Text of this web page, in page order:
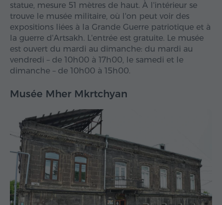
statue, mesure 51 mètres de haut. À l'intérieur se
trouve le musée militaire, où l'on peut voir des
expositions liées à la Grande Guerre patriotique et à
la guerre d'Artsakh. L'entrée est gratuite. Le musée
est ouvert du mardi au dimanche: du mardi au
vendredi – de 10h00 à 17h00, le samedi et le
dimanche – de 10h00 à 15h00.
Musée Mher Mkrtchyan